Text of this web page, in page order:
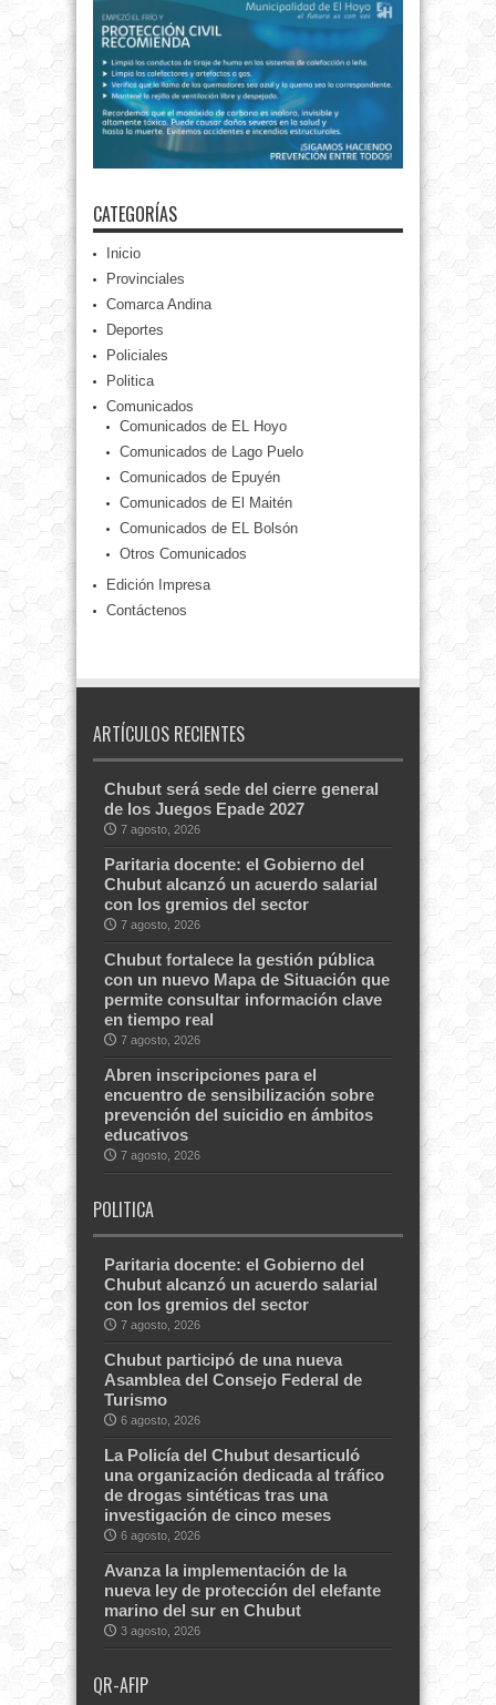
CATEGORÍAS
Inicio
Provinciales
Comarca Andina
Deportes
Policiales
Politica
Comunicados
Comunicados de EL Hoyo
Comunicados de Lago Puelo
Comunicados de Epuyén
Comunicados de El Maitén
Comunicados de EL Bolsón
Otros Comunicados
Edición Impresa
Contáctenos
ARTÍCULOS RECIENTES
Chubut será sede del cierre general
de los Juegos Epade 2027
7 agosto, 2026
Paritaria docente: el Gobierno del
Chubut alcanzó un acuerdo salarial
con los gremios del sector
7 agosto, 2026
Chubut fortalece la gestión pública
con un nuevo Mapa de Situación que
permite consultar información clave
en tiempo real
7 agosto, 2026
Abren inscripciones para el
encuentro de sensibilización sobre
prevención del suicidio en ámbitos
educativos
7 agosto, 2026
POLITICA
Paritaria docente: el Gobierno del
Chubut alcanzó un acuerdo salarial
con los gremios del sector
7 agosto, 2026
Chubut participó de una nueva
Asamblea del Consejo Federal de
Turismo
6 agosto, 2026
La Policía del Chubut desarticuló
una organización dedicada al tráfico
de drogas sintéticas tras una
investigación de cinco meses
6 agosto, 2026
Avanza la implementación de la
nueva ley de protección del elefante
marino del sur en Chubut
3 agosto, 2026
QR-AFIP